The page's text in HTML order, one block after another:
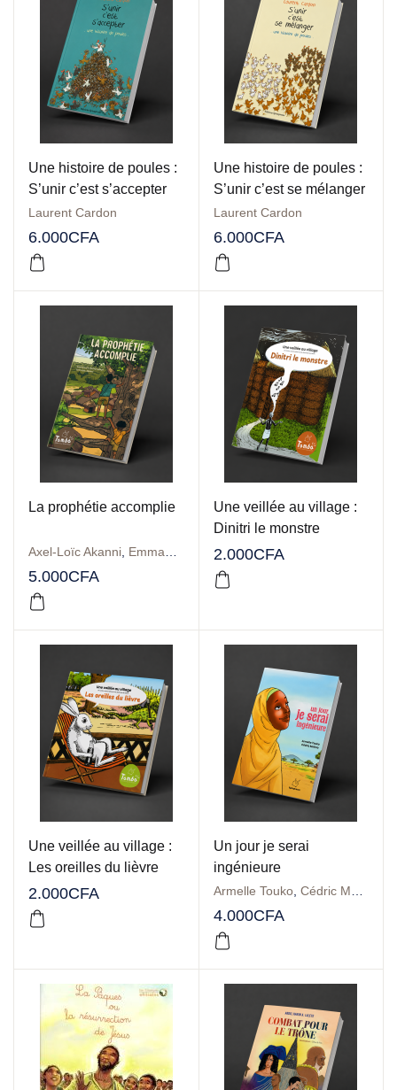
Une histoire de poules :
S’unir c’est s’accepter
Laurent Cardon
6.000CFA
Une histoire de poules :
S’unir c’est se mélanger
Laurent Cardon
6.000CFA
La prophétie accomplie
Axel-Loïc Akanni Emmanuelle Berny-Lalèyè
5.000CFA
Une veillée au village :
Dinitri le monstre
2.000CFA
Une veillée au village :
Les oreilles du lièvre
2.000CFA
Un jour je serai
ingénieure
Armelle Touko, Cédric Metino
4.000CFA